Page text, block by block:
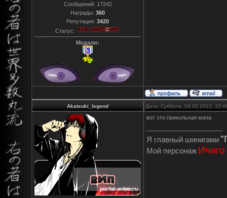
Сообщений: 17242
Награды: 360
Репутация: 3420
Статус:
Медали:
Akatsuki_legend Дата: Суббота, 04.02.2012,
вот это прикольная мапа
Я главный шинигами
Мой персонаж